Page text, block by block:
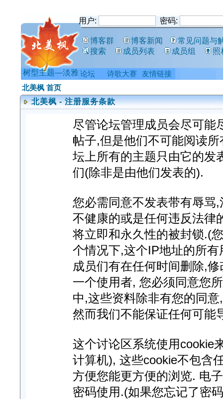
用户: 密码:
博客群 博客新闻
常见问题与
搜索
成员列表 成员组 照
树型主题—淡雅
北美枫 首页
北美枫 - 注册服务条款
尽管论坛管理成员会尽可能
帖子,但是他们不可能阅读
坛上所有的主题只由它的发
们(除非是由他们发表的).
您必需同意不发表带有辱骂
不健康的或是任何违反法律
将立即和永久性的被封锁.(
个情况下,这个IP地址的所
成员们有在任何时间删除,
一个使用者, 您必须同意您
中,这些资料除非有您的同
然而我们不能保证任何可能
这个讨论区系统使用cookie
计算机), 这些cookie不包含
方便您能更方便的浏览. 电
密码使用.(如果您忘记了密
论坛 诗歌大赛 友情链接